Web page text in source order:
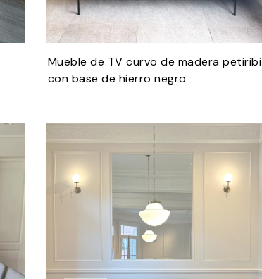
Mueble de TV curvo de madera petiribi
con base de hierro negro